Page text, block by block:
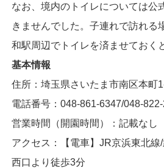
なお、境内のトイレについては公
きませんでした。子連れで訪れる
和駅周辺でトイレを済ませておく
基本情報
住所：埼玉県さいたま市南区本町
電話番号：048-861-6347/048-
営業時間（開園時間）：記載なし
アクセス：【電車】JR京浜東北線/
西口より徒歩3分